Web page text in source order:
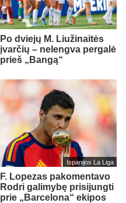
Po dviejų M. Liužinaitės
įvarčių – nelengva pergalė
prieš „Bangą“
Ispanijos La Liga
F. Lopezas pakomentavo
Rodri galimybę prisijungti
prie „Barcelona“ ekipos